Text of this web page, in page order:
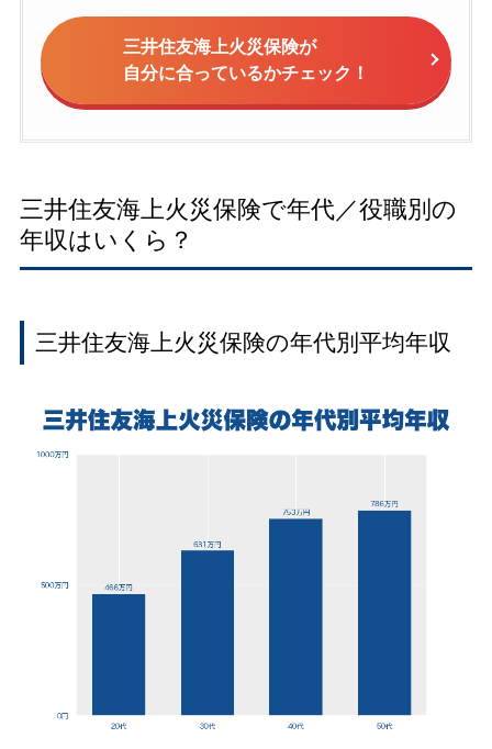
三井住友海上火災保険が
自分に合っているかチェック！
三井住友海上火災保険で年代／役職別の
年収はいくら？
三井住友海上火災保険の年代別平均年収